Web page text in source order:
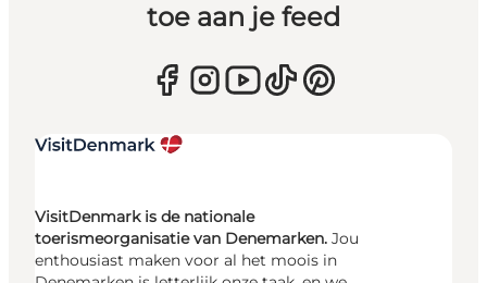
toe aan je feed
VisitDenmark is de nationale
toerismeorganisatie van Denemarken. Jou
enthousiast maken voor al het moois in